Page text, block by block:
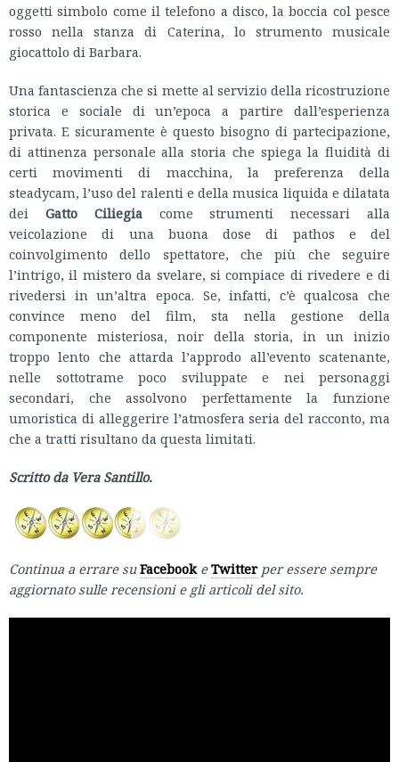
oggetti simbolo come il telefono a disco, la boccia col pesce
rosso nella stanza di Caterina, lo strumento musicale
giocattolo di Barbara.
Una fantascienza che si mette al servizio della ricostruzione
storica e sociale di un’epoca a partire dall’esperienza
privata. E sicuramente è questo bisogno di partecipazione,
di attinenza personale alla storia che spiega la fluidità di
certi movimenti di macchina, la preferenza della
steadycam, l’uso del ralenti e della musica liquida e dilatata
dei Gatto Ciliegiacome strumenti necessari alla
veicolazione di una buona dose di pathos e del
coinvolgimento dello spettatore, che più che seguire
l’intrigo, il mistero da svelare, si compiace di rivedere e di
rivedersi in un’altra epoca. Se, infatti, c’è qualcosa che
convince meno del film, sta nella gestione della
componente misteriosa, noir della storia, in un inizio
troppo lento che attarda l’approdo all’evento scatenante,
nelle sottotrame poco sviluppate e nei personaggi
secondari, che assolvono perfettamente la funzione
umoristica di alleggerire l’atmosfera seria del racconto, ma
che a tratti risultano da questa limitati.
Scritto da Vera Santillo.
Continua a errare suFacebookeTwitter per essere sempre
aggiornato sulle recensioni e gli articoli del sito.